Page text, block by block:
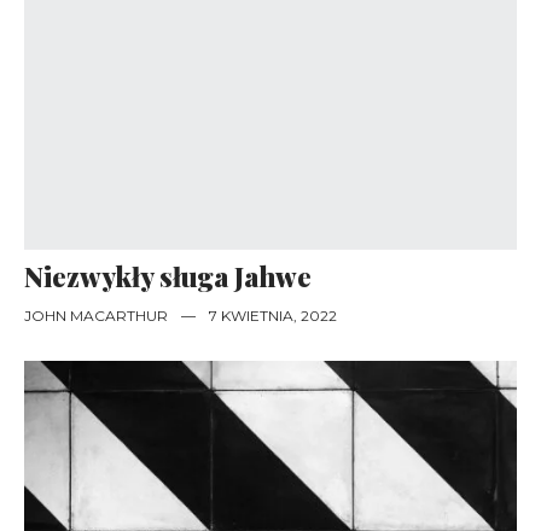
Niezwykły sługa Jahwe
JOHN MACARTHUR — 7 KWIETNIA, 2022